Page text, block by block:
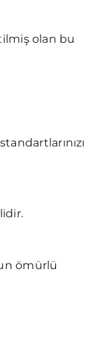
olan bu
ömürlü